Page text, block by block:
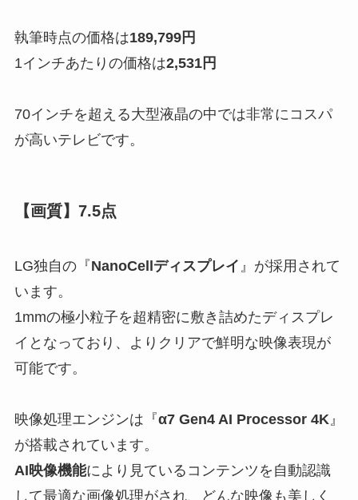
執筆時点の価格は189,799円
1インチあたりの価格は2,531円
70インチを超える大型液晶の中では非常にコスパ
が高いテレビです。
【画質】7.5点
LG独自の『NanoCellディスプレイ 』が採用されて
います。
1mmの極小粒子を超精密に敷き詰めたディスプレ
イとなっており、よりクリアで鮮明な映像表現が
可能です。
映像処理エンジンは『α7 Gen4 AI Processor 4K』
が搭載されています。
AI映像機能により見ているコンテンツを自動認識
して最適な画像処理がされ、どんな映像も美しく